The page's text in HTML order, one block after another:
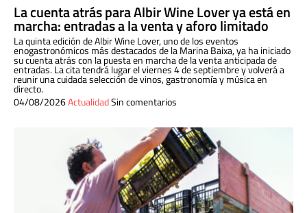
La cuenta atrás para Albir Wine Lover ya está en
marcha: entradas a la venta y aforo limitado
La quinta edición de Albir Wine Lover, uno de los eventos
enogastronómicos más destacados de la Marina Baixa, ya ha iniciado
su cuenta atrás con la puesta en marcha de la venta anticipada de
entradas. La cita tendrá lugar el viernes 4 de septiembre y volverá a
reunir una cuidada selección de vinos, gastronomía y música en
directo.
04/08/2026ActualidadSin comentarios